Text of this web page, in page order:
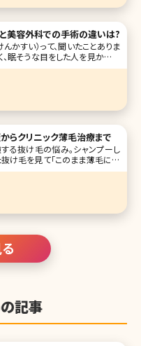
美容外科での手術の違いは?
かすい）って、聞いたことありま
眠そうな目をした人を見かけま
わけではない人も多数います。こ
理由が、眼瞼下垂。まぶたが垂
う症状なんです。 今回は眼瞼下
らクリニック薄毛治療まで
る抜け毛の悩み。シャンプーし
け毛を見て「このまま薄毛にな
安を覚えた方もいるのでは?で
まで続くのでしょうか。ここで産
の他の女性の抜け毛・薄毛のト
記事